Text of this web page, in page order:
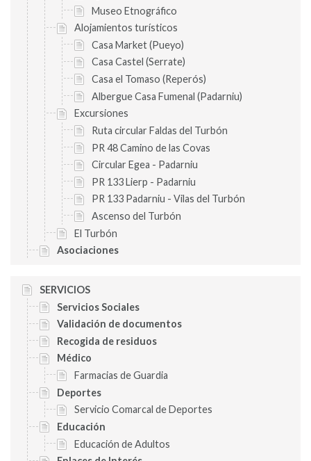
Museo Etnográfico
Alojamientos turísticos
Casa Market (Pueyo)
Casa Castel (Serrate)
Casa el Tomaso (Reperós)
Albergue Casa Fumenal (Padarniu)
Excursiones
Ruta circular Faldas del Turbón
PR 48 Camino de las Covas
Circular Egea - Padarniu
PR 133 Lierp - Padarniu
PR 133 Padarniu - Vilas del Turbón
Ascenso del Turbón
El Turbón
Asociaciones
SERVICIOS
Servicios Sociales
Validación de documentos
Recogida de residuos
Médico
Farmacias de Guardia
Deportes
Servicio Comarcal de Deportes
Educación
Educación de Adultos